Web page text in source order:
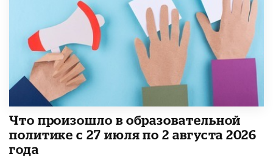
​Что произошло в образовательной
политике с 27 июля по 2 августа 2026
года